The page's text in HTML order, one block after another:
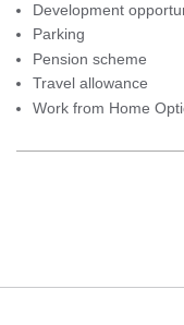
Development
Parking
Pension scheme
Travel allowance
Work from Home